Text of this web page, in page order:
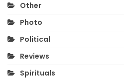
Other
Photo
Political
Reviews
Spirituals